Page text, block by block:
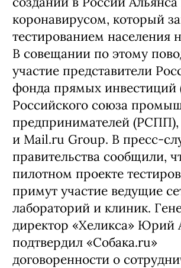
коронавирусом, который
тестированием населения
В совещании по этому
участие представители
фонда прямых
Российского союза
предпринимателей (РСПП),
и Mail.ru Group. В пресс-
правительства сообщили,
пилотном проекте
примут участие ведущие
лабораторий и клиник.
директор «Хеликса» Юрий
подтвердил «Собака.ru»
договоренности о